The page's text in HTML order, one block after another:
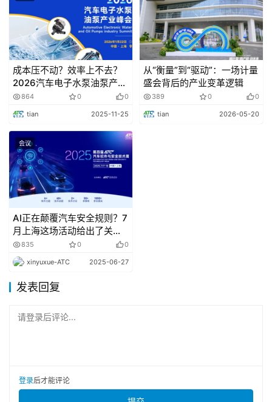
2025人形机器人具身智能生态发展高峰论坛-
议题
具身智能应用主会场 （9月25日 | 全天）
经信委领导致欢迎辞
上海嘉定区委领导致辞
具身智能在汽车领域的应用
人形机器人为汽车智能制造注入新动能
具身智能机器人在物流领域的创新应用
柔性化自动化产线具身智能解决方案
人形机器人在汽车工业的应用探索
人形机器人助力研发智能测试
实验室的“超级实验员
workshop:
关键零部件分会场
多目视觉与激光雷达的融合方案
空心杯电机：机器人灵巧运动的核心
成本压不动？效率上不去？
2026汽车电子水泵油泵产业
峰会，给你“卷”出来的答
案！
864 0 0
tian 2025-11-25
从“衡量”到“驱动”：一场计量
盛会背后的产业变革逻辑
389 0 0
tian 2026-05-20
会议
AI正在颠覆汽车安全规则？7
月上海这场活动给出了关键
答案
835 0 0
xinyuxue-ATC 2025-06-27
发表回复
请登录后评论...
登录后才能评论